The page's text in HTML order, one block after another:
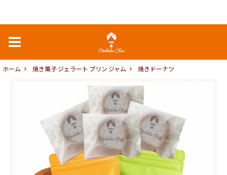
ホーム 焼き菓子 ジェラート プリン ジャム 焼きドーナツ